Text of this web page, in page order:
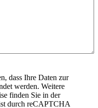
dass Ihre Daten zur
werden. Weitere
finden Sie in der
durch reCAPTCHA